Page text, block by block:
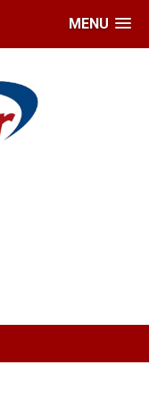
MENU